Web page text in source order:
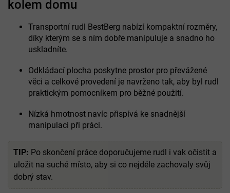
kolem domu
Transportní rudl BestBerg nabízí kompaktní rozměry,
díky kterým se s ním dobře manipuluje a snadno ho
uskladníte.
Odkládací plocha poskytne prostor pro převážené
věci a celkové provedení je navrženo tak, aby byl rudl
praktickým pomocníkem pro běžné použití.
Nízká hmotnost navíc přispívá ke snadnější
manipulaci při práci.
TIP: Po skončení práce doporučujeme rudl i vak očistit a
uložit na suché místo, aby si co nejdéle zachovaly svůj
dobrý stav.